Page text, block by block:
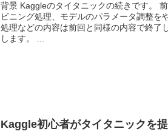
背景 Kaggleのタイタニックの続きです。
ビニング処理、モデルのパラメータ調整を
処理などの内容は前回と同様の内容で終了
します。 ...
Kaggle初心者がタイタニックを